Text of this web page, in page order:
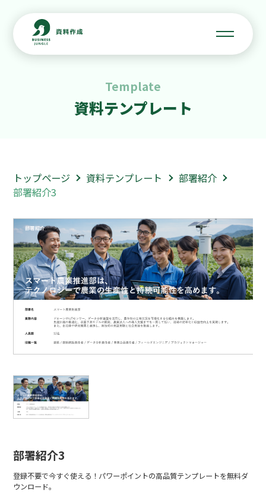
Template
資料テンプレート
トップページ 資料テンプレート
部署紹介
部署紹介3
部署紹介3
登録不要で今すぐ使える！パワーポイントの高品質テンプレートを無料ダ
ウンロード。